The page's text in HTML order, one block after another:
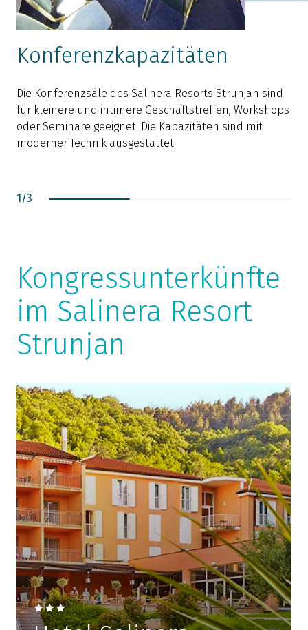
Konferenzkapazitäten
Die Konferenzsäle des Salinera Resorts Strunjan sind
für kleinere und intimere Geschäftstreffen, Workshops
oder Seminare geeignet. Die Kapazitäten sind mit
moderner Technik ausgestattet.
1 /3
Kongressunterkünfte
im Salinera Resort
Strunjan